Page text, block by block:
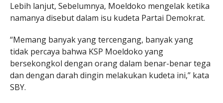
Lebih lanjut, Sebelumnya, Moeldoko mengelak ketika
namanya disebut dalam isu kudeta Partai Demokrat.
“Memang banyak yang tercengang, banyak yang
tidak percaya bahwa KSP Moeldoko yang
bersekongkol dengan orang dalam benar-benar tega
dan dengan darah dingin melakukan kudeta ini,” kata
SBY.